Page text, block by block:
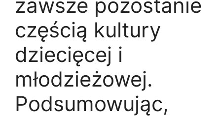
zawsze pozostanie
częścią kultury
dziecięcej i
młodzieżowej.
Podsumowując,